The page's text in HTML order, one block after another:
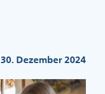
30. Dezember 2024